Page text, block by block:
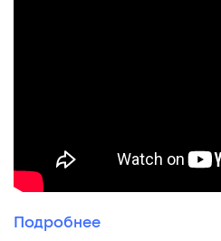
Подробнее